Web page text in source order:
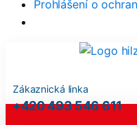
Prohlášení o
Zákaznická linka
+420 493 546 611